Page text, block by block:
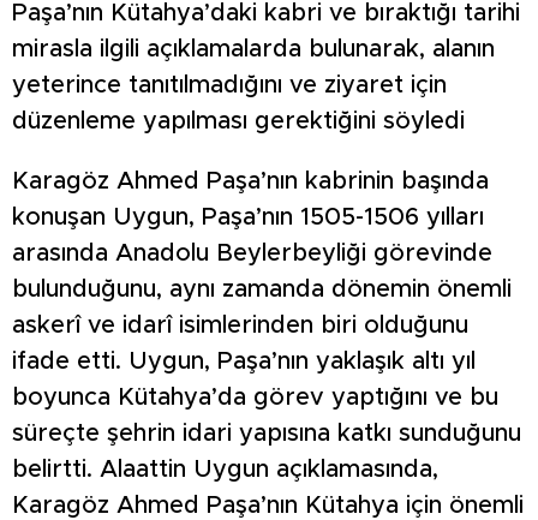
Paşa’nın Kütahya’daki kabri ve bıraktığı tarihi
mirasla ilgili açıklamalarda bulunarak, alanın
yeterince tanıtılmadığını ve ziyaret için
düzenleme yapılması gerektiğini söyledi
Karagöz Ahmed Paşa’nın kabrinin başında
konuşan Uygun, Paşa’nın 1505-1506 yılları
arasında Anadolu Beylerbeyliği görevinde
bulunduğunu, aynı zamanda dönemin önemli
askerî ve idarî isimlerinden biri olduğunu
ifade etti. Uygun, Paşa’nın yaklaşık altı yıl
boyunca Kütahya’da görev yaptığını ve bu
süreçte şehrin idari yapısına katkı sunduğunu
belirtti. Alaattin Uygun açıklamasında,
Karagöz Ahmed Paşa’nın Kütahya için önemli